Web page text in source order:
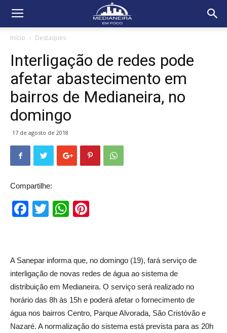
Início Destaques
Interligação de redes pode
afetar abastecimento em
bairros de Medianeira, no
domingo
17 de agosto de 2018
Compartilhe:
Facebook
TwitterWhatsApp
A Sanepar informa que, no domingo (19), fará serviço de
interligação de novas redes de água ao sistema de
distribuição em Medianeira. O serviço será realizado no
horário das 8h às 15h e poderá afetar o fornecimento de
água nos bairros Centro, Parque Alvorada, São Cristóvão e
Nazaré. A normalização do sistema está prevista para as 20h